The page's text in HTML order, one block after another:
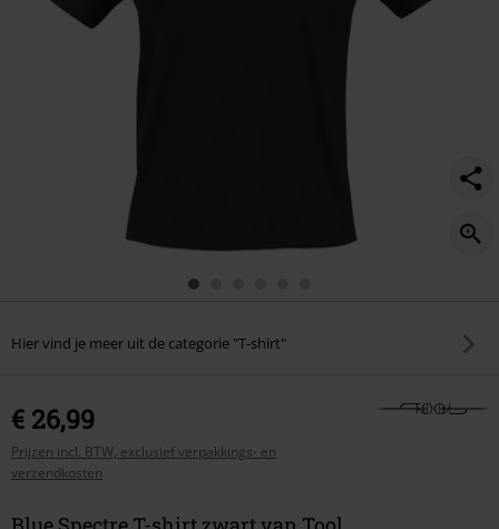
Hier vind je meer uit de categorie "T-shirt"
€ 26,99
Prijzen incl. BTW, exclusief verpakkings- en
verzendkosten